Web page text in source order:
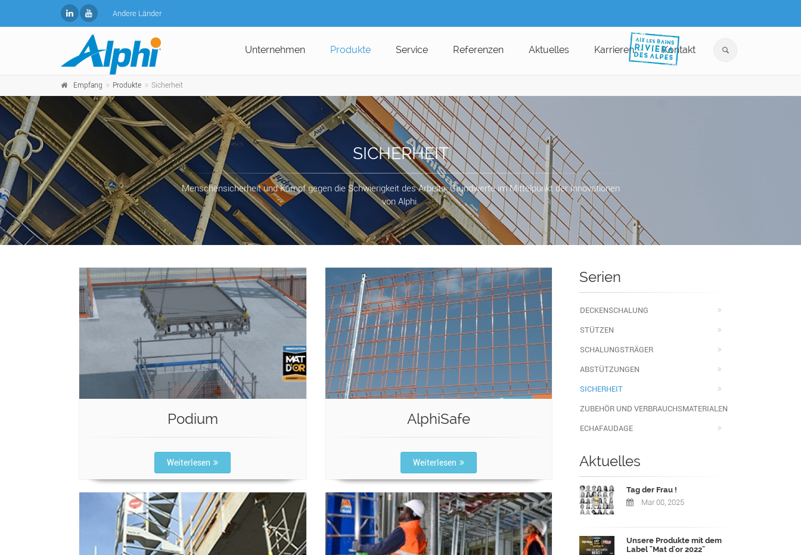
Andere Länder
Unternehmen Produkte Service Referenzen Aktuelles Karrieren Kontakt
Empfang Produkte Sicherheit
SICHERHEIT
Menschensicherheit und Kampf gegen die Schwierigkeit des Arbeits: Grundwerte im Mittelpunkt der Innovationen
von Alphi.
Podium
Weiterlesen
AlphiSafe
Weiterlesen
Serien
DECKENSCHALUNG
STÜTZEN
SCHALUNGSTRÄGER
ABSTÜTZUNGEN
SICHERHEIT
ZUBEHÖR UND VERBRAUCHSMATERIALEN
ECHAFAUDAGE
Aktuelles
Tag der Frau !
Mar 08, 2025
Unsere Produkte mit dem
Label "Mat d'or 2022"